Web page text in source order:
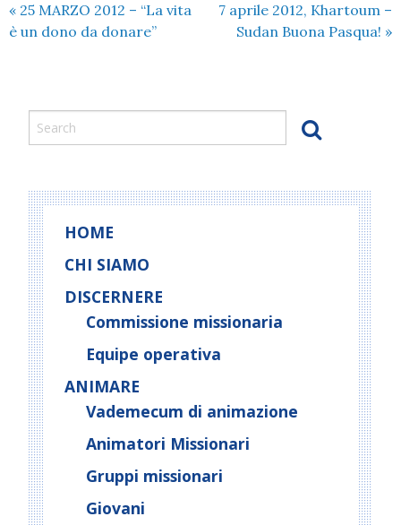
« 25 MARZO 2012 – “La vita
è un dono da donare”
7 aprile 2012, Khartoum –
Sudan Buona Pasqua! »
HOME
CHI SIAMO
DISCERNERE
Commissione missionaria
Equipe operativa
ANIMARE
Vademecum di animazione
Animatori Missionari
Gruppi missionari
Giovani